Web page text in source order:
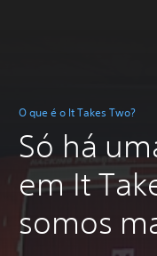
O que é o It Takes Two?
Só há
em It
somos